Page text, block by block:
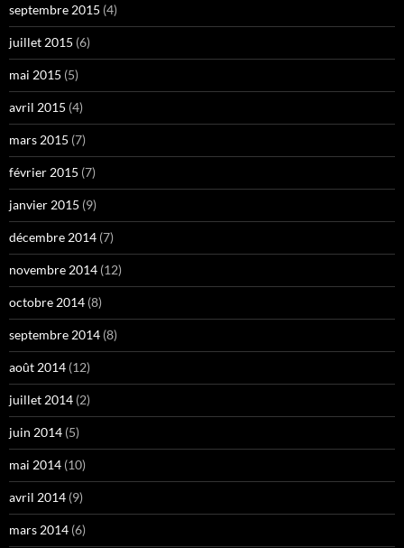
septembre 2015 (4)
juillet 2015 (6)
mai 2015 (5)
avril 2015 (4)
mars 2015 (7)
février 2015 (7)
janvier 2015 (9)
décembre 2014 (7)
novembre 2014 (12)
octobre 2014 (8)
septembre 2014 (8)
août 2014 (12)
juillet 2014 (2)
juin 2014 (5)
mai 2014 (10)
avril 2014 (9)
mars 2014 (6)